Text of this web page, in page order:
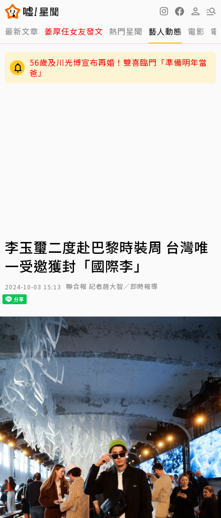
最新文章 姜厚任女友發文 熱門星聞 藝人動態 電影
56歲及川光博宣布再婚！雙喜臨門「準備明年當
爸」
李玉璽二度赴巴黎時裝周 台灣唯
一受邀獲封「國際李」
2024-10-03 15:13 聯合報 記者趙大智／即時報導